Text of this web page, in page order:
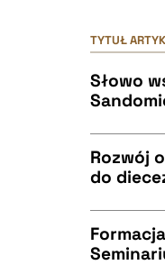
TYTUŁ
Słowo
Rozwój
do